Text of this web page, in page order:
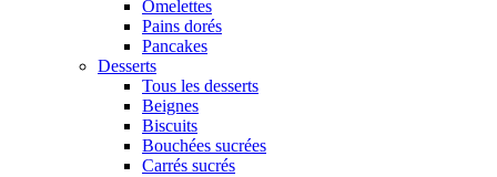
Omelettes
Pains dorés
Pancakes
Desserts
Tous les desserts
Beignes
Biscuits
Bouchées sucrées
Carrés sucrés